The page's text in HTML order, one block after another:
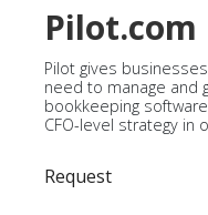
Pilot.com
Pilot gives
need to manage and
bookkeeping
CFO-level strategy in
Request